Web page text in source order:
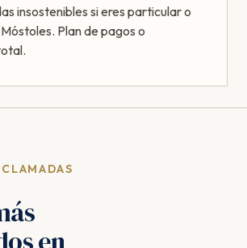
insostenibles si eres particular o
Plan de pagos o